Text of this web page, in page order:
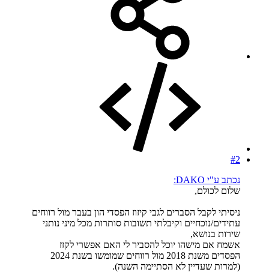
#2
נכתב ע"י DAKO:
שלום לכולם,
ניסיתי לקבל הסברים לגבי קיזוז הפסדי הון בעבר מול רווחים
עתידים/נוכחיים וקיבלתי תשובות סותרות מכל מיני נותני
שירות בנושא,
אשמח אם מישהו יוכל להסביר לי האם אפשרי לקזז
הפסדים משנת 2018 מול רווחים שמומשו בשנת 2024
(למרות שעדיין לא הסתיימה השנה).